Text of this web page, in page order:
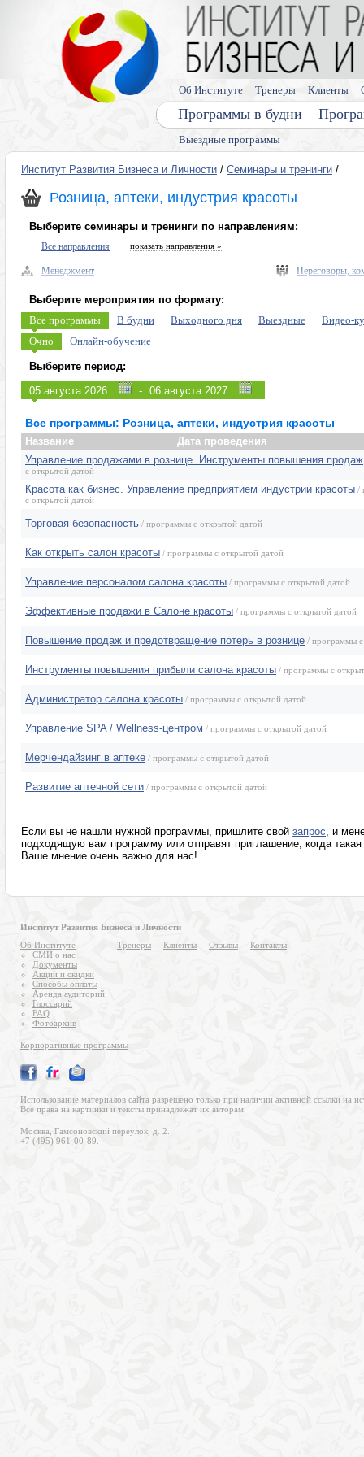
Выездные программы
Программы в будни
Об Институте Тренеры Клиенты
Институт Развития Бизнеса и Личности / Семинары и тренинги /
Розница, аптеки, индустрия красоты
Выберите семинары и тренинги по направлениям:
Все направления показать направления »
Менеджмент
Безопасность бизнеса, риски
Экономика, право
Налоговое планирование
Управление персоналом (HR)
Продажи, клиенты, сервис
Секретариат, делопроизводство, этикет
Переговоры,
Программы
Выберите мероприятия по формату:
Все программы
В будни Выходного дня Выездные
Видео-
Очно
Онлайн-обучение
Выберите период:
-
Все программы: Розница, аптеки, индустрия красоты
Название
Дата проведения
Управление продажами в рознице. Инструменты повышения продаж
с открытой датой
Красота как бизнес. Управление предприятием индустрии красоты /
с открытой датой
Торговая безопасность / программы с открытой датой
Как открыть салон красоты / программы с открытой датой
Управление персоналом салона красоты / программы с открытой датой
Эффективные продажи в Салоне красоты / программы с открытой датой
Повышение продаж и предотвращение потерь в рознице / программы
Инструменты повышения прибыли салона красоты / программы с
Администратор салона красоты / программы с открытой датой
Управление SPA / Wellness-центром / программы с открытой датой
Мерчендайзинг в аптеке / программы с открытой датой
Развитие аптечной сети / программы с открытой датой
Если вы не нашли нужной программы, пришлите свой запрос, и
подходящую вам программу или отправят приглашение, когда
Ваше мнение очень важно для нас!
Институт Развития Бизнеса и Личности
Об Институте
СМИ о нас
Документы
Акции и скидки
Способы оплаты
Аренда аудиторий
Глоссарий
FAQ
Фотоархив
Тренеры Клиенты Отзывы Контакты
Корпоративные программы
Использование материалов сайта разрешено только при наличии активной ссылки на
Все права на картинки и тексты принадлежат их авторам.
Москва, Гамсоновский переулок, д. 2.
+7 (495) 961-00-89.